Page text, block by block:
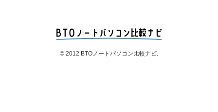
© 2012 BTOノートパソコン比較ナビ.